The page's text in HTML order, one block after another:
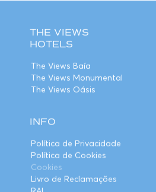
THE VIEWS
HOTELS
The Views Baía
The Views Monumental
The Views Oásis
INFO
Política de Privacidade
Política de Cookies
Cookies
Livro de Reclamações
RAL